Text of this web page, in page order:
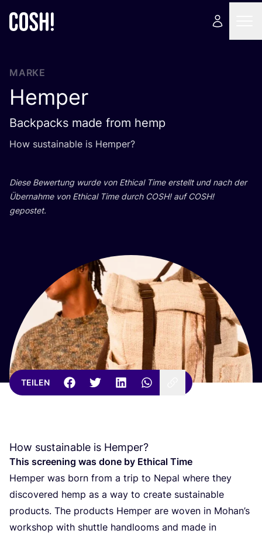
MARKE
Hemper
Backpacks made from hemp
How sus­tainable is Hemper?
Die­se Bewer­tung wur­de von Ethi­cal Time erstellt und nach der
Über­nah­me von Ethi­cal Time durch COSH! aufCOSH!
gepostet.
TEILEN
How sustainable is Hemper?
This scree­ning was done by Ethi­cal Time
Hem­per was born from a trip to Nepal whe­re they
dis­co­ver­ed hemp as a way to crea­te sus­tainable
pro­ducts. The pro­ducts Hem­per are woven in Mohan’s
work­shop with shut­tle hand­looms and made in